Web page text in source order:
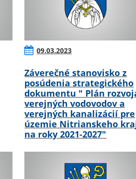
09.03.2023
Záverečné stanovisko z
posúdenia strategického
dokumentu " Plán
verejných vodovodov a
verejných kanalizácií pre
územie Nitrianskeho
na roky 2021-2027"